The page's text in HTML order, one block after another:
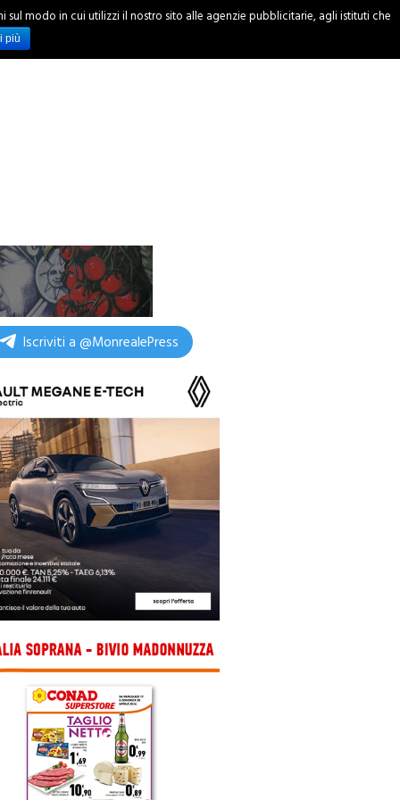
INCHIESTE
Iscriviti a @MonrealePress
modo in cui utilizzi il nostro sito alle agenzie pubblicitarie, agli istituti che
più